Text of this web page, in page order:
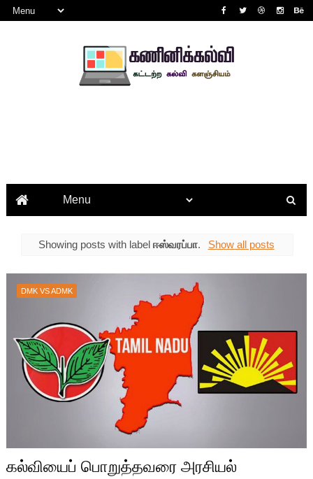
Showing posts with labelஈஸ்வரப்பா. Show all posts
DMK VS ADMK
கல்வியைப் பொறுத்தவரை அரசியல்